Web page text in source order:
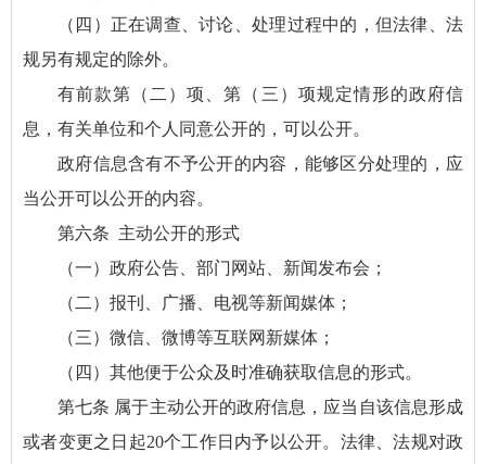
（四）正在调查、讨论、处理过程中的，但法律、法
规另有规定的除外。
有前款第（二）项、第（三）项规定情形的政府信
息，有关单位和个人同意公开的，可以公开。
政府信息含有不予公开的内容，能够区分处理的，应
当公开可以公开的内容。
第六条 主动公开的形式
（一）政府公告、部门网站、新闻发布会；
（二）报刊、广播、电视等新闻媒体；
（三）微信、微博等互联网新媒体；
（四）其他便于公众及时准确获取信息的形式。
第七条 属于主动公开的政府信息，应当自该信息形成
或者变更之日起20个工作日内予以公开。法律、法规对政